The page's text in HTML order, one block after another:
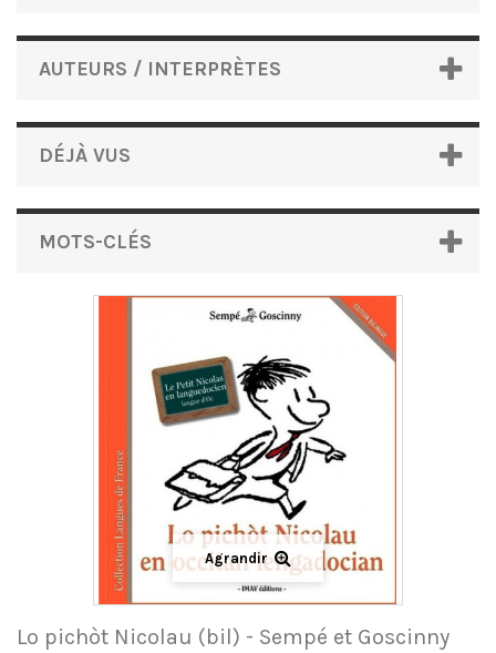
AUTEURS / INTERPRÈTES
DÉJÀ VUS
MOTS-CLÉS
Agrandir
Lo pichòt Nicolau (bil) - Sempé et Goscinny